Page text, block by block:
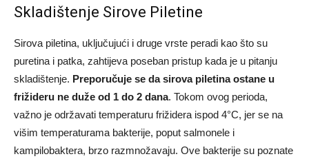
Skladištenje Sirove Piletine
Sirova piletina, uključujući i druge vrste peradi kao što su
puretina i patka, zahtijeva poseban pristup kada je u pitanju
skladištenje. Preporučuje se da sirova piletina ostane u
frižideru ne duže od 1 do 2 dana. Tokom ovog perioda,
važno je održavati temperaturu frižidera ispod 4°C, jer se na
višim temperaturama bakterije, poput salmonele i
kampilobaktera, brzo razmnožavaju. Ove bakterije su poznate